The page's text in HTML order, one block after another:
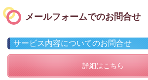
メールフォームでのお問合せ
サービス内容についてのお問合せ
詳細はこちら